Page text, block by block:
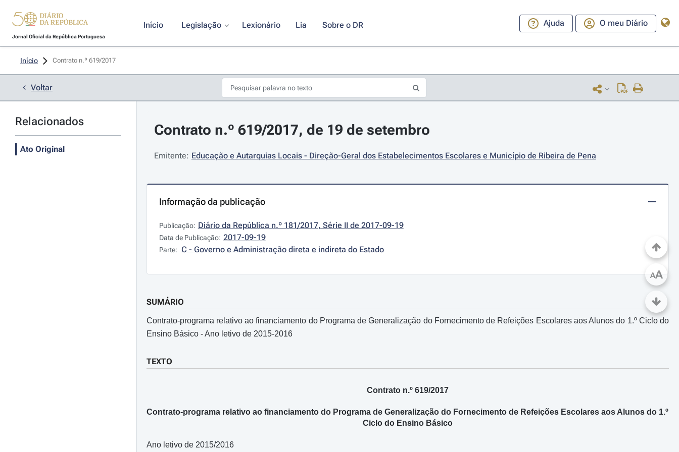
Jornal Oficial da República Portuguesa
Início Legislação Lexionário Lia Sobre o DR Ajuda O meu Diário
Início Contrato n.º 619/2017
Voltar
Relacionados
Ato Original
Contrato n.º 619/2017, de 19 de setembro
Emitente: Educação e Autarquias Locais - Direção-Geral dos Estabelecimentos Escolares e Município de Ribeira de Pena
Informação da publicação
Publicação: Diário da República n.º 181/2017, Série II de 2017-09-19
Data de Publicação: 2017-09-19
Parte: C - Governo e Administração direta e indireta do Estado
SUMÁRIO
Contrato-programa relativo ao financiamento do Programa de Generalização do Fornecimento de Refeições Escolares aos Alunos do 1.º Ciclo do
Ensino Básico - Ano letivo de 2015-2016
TEXTO
Contrato n.º 619/2017
Contrato-programa relativo ao financiamento do Programa de Generalização do Fornecimento de Refeições Escolares aos Alunos do 1.º
Ciclo do Ensino Básico
Ano letivo de 2015/2016
AA